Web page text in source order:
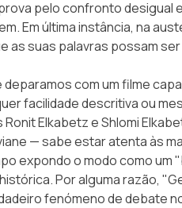
pelo confronto desigual
Em última instância, na
as suas palavras possam
com um filme
facilidade descritiva ou
Elkabetz e Shlomi
— sabe estar atenta às
expondo o modo como um
Por alguma razão,
fenómeno de debate